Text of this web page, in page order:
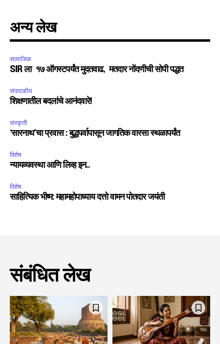
अन्य लेख
सामाजिक
SIR ला १७ ऑगस्टपर्यंत मुदतवाढ, मतदार नोंदणीची सोपी पद्धत
संपादकीय
शिक्षणातील बदलांचे आनंदवारे!
संस्कृती
‘सारनाथ’चा प्रवास : बुद्धपर्वापासून जागतिक वारसा स्थळापर्यंत
विशेष
न्यायव्यवस्था आणि लिव्ह इन..
विशेष
साहित्यिक भीष्म: महामहोपाध्याय दत्तो वामन पोतदार जयंती
संबंधित लेख